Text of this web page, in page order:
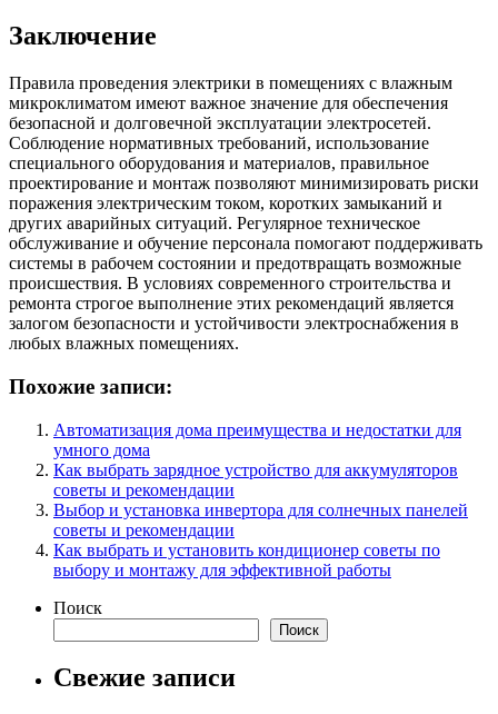
Заключение
Правила проведения электрики в помещениях с влажным
микроклиматом имеют важное значение для обеспечения
безопасной и долговечной эксплуатации электросетей.
Соблюдение нормативных требований, использование
специального оборудования и материалов, правильное
проектирование и монтаж позволяют минимизировать риски
поражения электрическим током, коротких замыканий и
других аварийных ситуаций. Регулярное техническое
обслуживание и обучение персонала помогают поддерживать
системы в рабочем состоянии и предотвращать возможные
происшествия. В условиях современного строительства и
ремонта строгое выполнение этих рекомендаций является
залогом безопасности и устойчивости электроснабжения в
любых влажных помещениях.
Похожие записи:
Автоматизация дома преимущества и недостатки для
умного дома
Как выбрать зарядное устройство для аккумуляторов
советы и рекомендации
Выбор и установка инвертора для солнечных панелей
советы и рекомендации
Как выбрать и установить кондиционер советы по
выбору и монтажу для эффективной работы
Поиск
Поиск
Свежие записи